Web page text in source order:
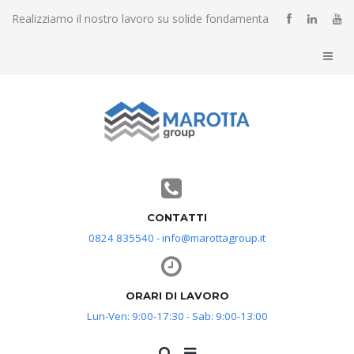
Realizziamo il nostro lavoro su solide fondamenta
CONTATTI
0824 835540 - info@marottagroup.it
ORARI DI LAVORO
Lun-Ven: 9:00-17:30 - Sab: 9:00-13:00